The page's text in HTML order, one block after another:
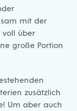
mit der
voll über
große Portion
zusätzlich
Um aber auch